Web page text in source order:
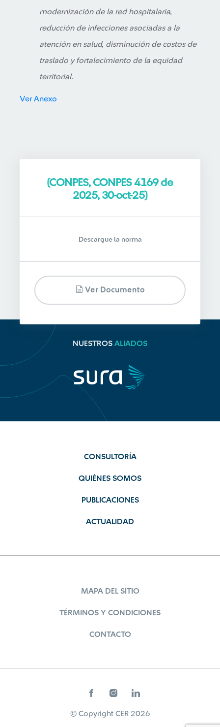
modernización de la red hospitalaria,
reducción de infecciones asociadas a la
atención en salud, disminución de costos de
traslado y fortalecimiento de la equidad
territorial.
Ver Anexo
(CONPES, CONPES 4169 de
2025, 30-oct-25)
Descargue la norma
Ver Documento
NUESTROS ALIADOS
CONSULTORÍA
QUIÉNES SOMOS
PUBLICACIONES
ACTUALIDAD
MAPA DEL SITIO
TÉRMINOS Y CONDICIONES
CONTACTO
© Copyright CER 2026